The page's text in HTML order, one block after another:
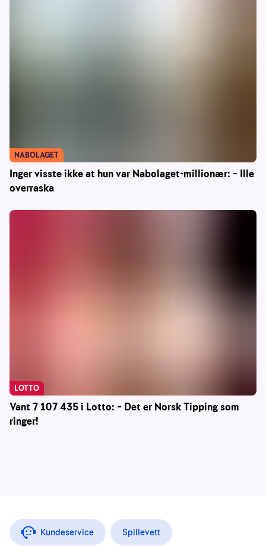
Inger visste ikke at hun var Nabolaget-millionær: – Ille
overraska
NABOLAGET
Vant 7 107 435 i Lotto: – Det er Norsk Tipping som
ringer!
LOTTO
Kundeservice Spillevett